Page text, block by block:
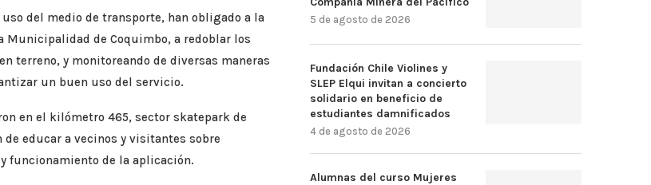
del medio de transporte, han obligado a la
Municipalidad de Coquimbo, a redoblar los
terreno, y monitoreando de diversas maneras
un buen uso del servicio.
en el kilómetro 465, sector skatepark de
educar a vecinos y visitantes sobre
funcionamiento de la aplicación.
5 de agosto de 2026
Fundación Chile Violines y
SLEP Elqui invitan a concierto
solidario en beneficio de
estudiantes damnificados
4 de agosto de 2026
Alumnas del curso Mujeres